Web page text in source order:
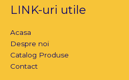
LINK-uri utile
Acasa
Despre noi
Catalog Produse
Contact